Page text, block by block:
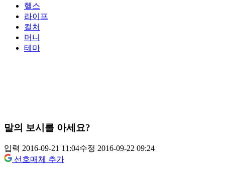
헬스
라이프
컬처
머니
테마
말의 보시를 아세요?
입력 2016-09-21 11:04수정 2016-09-22 09:24
선호매체 추가